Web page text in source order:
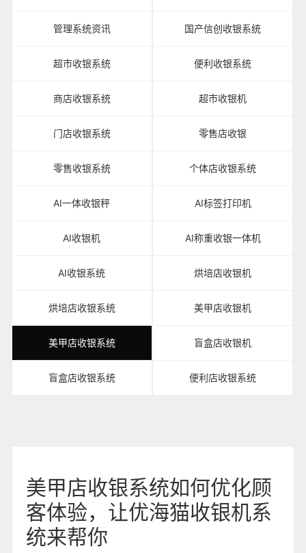
管理系统资讯 国产信创收银系统
超市收银系统 便利收银系统
商店收银系统 超市收银机
门店收银系统 零售店收银
零售收银系统 个体店收银系统
AI一体收银秤 AI标签打印机
AI收银机 AI称重收银一体机
AI收银系统 烘培店收银机
烘培店收银系统 美甲店收银机
美甲店收银系统 盲盒店收银机
盲盒店收银系统 便利店收银系统
美甲店收银系统如何优化顾
客体验，让优海猫收银机系
统来帮你